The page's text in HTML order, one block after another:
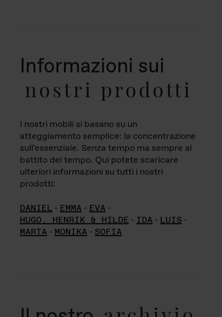
Informazioni sui
nostri prodotti
I nostri mobili si basano su un
atteggiamento semplice: la concentrazione
sull'essenziale. Senza tempo ma sempre al
battito del tempo. Qui potete scaricare
ulteriori informazioni su tutti i nostri
prodotti:
DANIEL - EMMA - EVA -
HUGO, HENRIK & HILDE - IDA - LUIS -
MARTA - MONIKA - SOFIA